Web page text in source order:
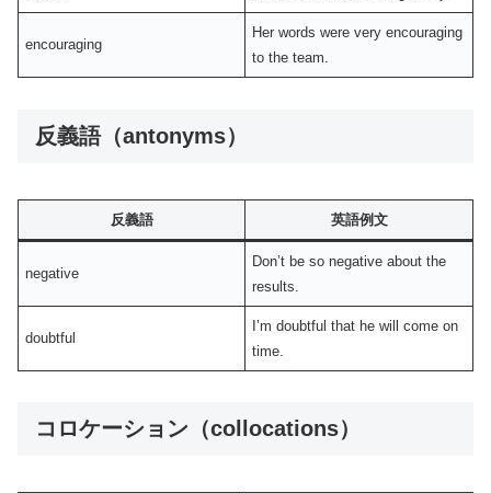
encouraging
Her words were very encouraging
to the team.
反義語（antonyms）
反義語 英語例文
negative
Don’t be so negative about the
results.
doubtful
I’m doubtful that he will come on
time.
コロケーション（collocations）